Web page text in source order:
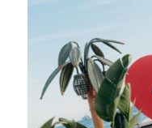
APM Monaco a